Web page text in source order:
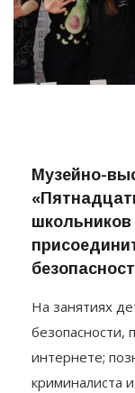
Музейно-
На занятиях
безопасности,
интернете;
криминалиста